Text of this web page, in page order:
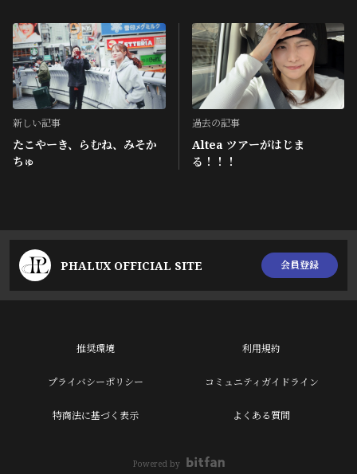
新しい記事
たこやーき、らむね、みそか
ちゅ
過去の記事
Altea ツアーがはじま
る！！！
PHALUX OFFICIAL SITE 会員登録
推奨環境 利用規約
プライバシーポリシー コミュニティガイドライン
特商法に基づく表示 よくある質問
Powered by